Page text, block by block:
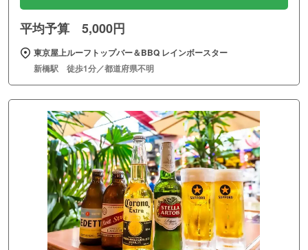
平均予算 5,000円
東京屋上ルーフトップバー＆BBQ レインボースター
新橋駅 徒歩1分／都道府県不明